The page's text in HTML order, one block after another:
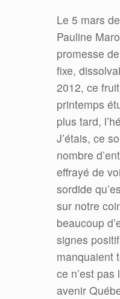
Le 5 mars
Pauline
promesse
fixe,
2012, ce
printemps
plus tard,
J’étais, ce
nombre
effrayé de
sordide
sur notre
beaucoup
signes
manquaient
ce n’est
avenir